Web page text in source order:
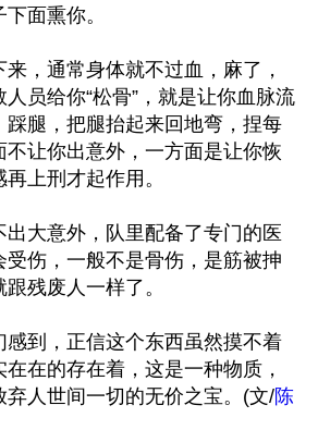
面熏你。
，通常身体就不过血，麻了，
员给你“松骨”，就是让你血脉流
踩腿，把腿抬起来回地弯，捏每
不让你出意外，一方面是让你恢
上刑才起作用。
出大意外，队里配备了专门的医
受伤，一般不是骨伤，是筋被抻
残废人一样了。
感到，正信这个东西虽然摸不着
在的存在着，这是一种物质，
弃人世间一切的无价之宝。(文/陈